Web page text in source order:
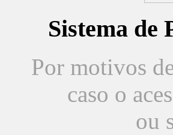
Sistema de
Por motivos
caso o
ou